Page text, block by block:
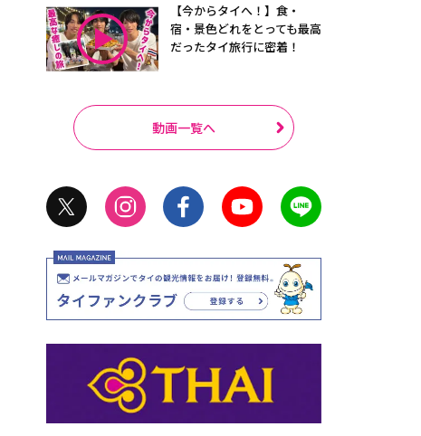
【今からタイへ！】食・
宿・景色どれをとっても最高
だったタイ旅行に密着！
動画一覧へ